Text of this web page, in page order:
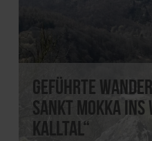
Geführte
Sankt Mokka ins
Kalltal“